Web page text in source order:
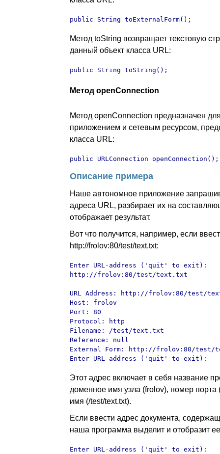
public String toExternalForm();
Метод toString возвращает текстовую
данный объект класса URL:
public String toString();
Метод openConnection
Метод openConnection предназначен
приложением и сетевым ресурсом,
класса URL:
public URLConnection openConnection();
Описание примера
Наше автономное приложение
адреса URL, разбирает их на
отображает результат.
Вот что получится, например, если
http://frolov:80/test/text.txt:
Enter URL-address ('quit' to exit):
http://frolov:80/test/text.txt
URL Address: http://frolov:80/test/
Host: frolov
Port: 80
Protocol: http
Filename: /test/text.txt
Reference: null
External Form: http://frolov:80/test/
Enter URL-address ('quit' to exit):
Этот адрес включает в себя название
доменное имя узла (frolov), номер порта
имя (/test/text.txt).
Если ввести адрес документа,
наша программа выделит и отобразит
Enter URL-address ('quit' to exit):